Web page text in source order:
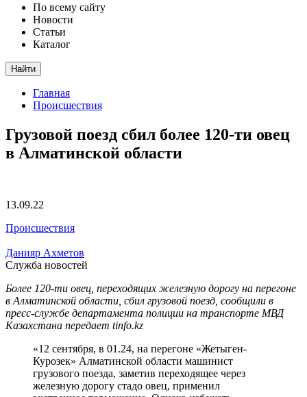
По всему сайту
Новости
Статьи
Каталог
Найти
Главная
Происшествия
Грузовой поезд сбил более 120-ти овец
в Алматинской области
13.09.22
Происшествия
Данияр Ахметов
Служба новостей
Более 120-ти овец, переходящих железную дорогу на перегоне
в Алматинской области, сбил грузовой поезд, сообщили в
пресс-службе департамента полиции на транспорте МВД
Казахстана передает tinfo.kz
«12 сентября, в 01.24, на перегоне «Жетыген-
Курозек» Алматинской области машинист
грузового поезда, заметив переходящее через
железную дорогу стадо овец, применил